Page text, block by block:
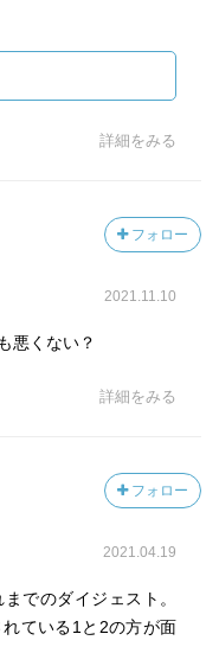
謙虚に真摯に生きて
詳細をみる
フォロー
2021.11.10
悪くない？
詳細をみる
フォロー
2021.04.19
でのダイジェスト。
ている1と2の方が面